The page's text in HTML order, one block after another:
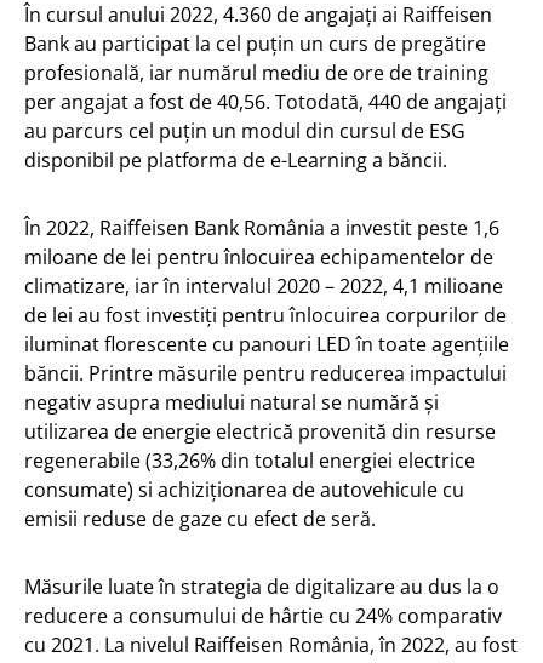
În cursul anului 2022, 4.360 de angajați ai Raiffeisen
Bank au participat la cel puțin un curs de pregătire
profesională, iar numărul mediu de ore de training
per angajat a fost de 40,56. Totodată, 440 de angajați
au parcurs cel puțin un modul din cursul de ESG
disponibil pe platforma de e-Learning a băncii.
În 2022, Raiffeisen Bank România a investit peste 1,6
miloane de lei pentru înlocuirea echipamentelor de
climatizare, iar în intervalul 2020 – 2022, 4,1 milioane
de lei au fost investiți pentru înlocuirea corpurilor de
iluminat florescente cu panouri LED în toate agențiile
băncii. Printre măsurile pentru reducerea impactului
negativ asupra mediului natural se numără și
utilizarea de energie electrică provenită din resurse
regenerabile (33,26% din totalul energiei electrice
consumate) si achiziționarea de autovehicule cu
emisii reduse de gaze cu efect de seră.
Măsurile luate în strategia de digitalizare au dus la o
reducere a consumului de hârtie cu 24% comparativ
cu 2021. La nivelul Raiffeisen România, în 2022, au fost